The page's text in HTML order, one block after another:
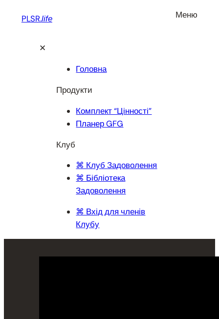
PLSR.life Меню
✕
Головна
Продукти
Комплект “Цінності”
Планер GFG
Клуб
⌘ Клуб Задоволення
⌘ Бібліотека
Задоволення
⌘ Вхід для членів
Клубу